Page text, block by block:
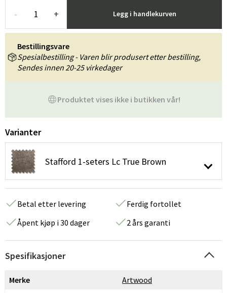
- + Legg i handlekurven
Produktet vises ikke i butikken vår!
Bestillingsvare
Spesialbestilling - Varen blir produsert etter bestilling,
Sendes innen 20-25 virkedager
Varianter
Stafford 1-seters Lc True Brown
Betal etter levering
Ferdig fortollet
Åpent kjøp i 30 dager
2 års garanti
Spesifikasjoner
Merke
Artwood